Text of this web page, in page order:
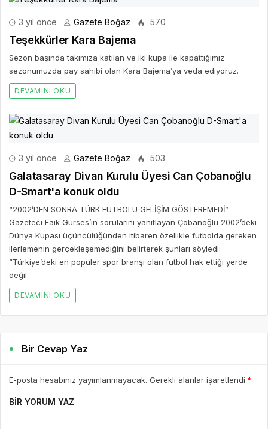
3 yıl önce Gazete Boğaz 570
Teşekkürler Kara Bajema
Sezon başında takımıza katılan ve iki kupa ile kapattığımız
sezonumuzda pay sahibi olan Kara Bajema’ya veda ediyoruz.
DEVAMINI OKU
3 yıl önce Gazete Boğaz 503
Galatasaray Divan Kurulu Üyesi Can Çobanoğlu
D-Smart'a konuk oldu
“2002’DEN SONRA TÜRK FUTBOLU GELİŞİM GÖSTEREMEDİ”
Gazeteci Faik Gürses’in sorularını yanıtlayan Çobanoğlu 2002’deki
Dünya Kupası üçüncülüğünden itibaren özellikle futbolda gereken
ilerlemenin gerçekleşemediğini belirterek şunları söyledi:
“Türkiye’deki en popüler spor branşı olan futbol hak ettiği yerde
değil.
DEVAMINI OKU
Bir Cevap Yaz
E-posta hesabınız yayımlanmayacak. Gerekli alanlar işaretlendi *
BIR YORUM YAZ